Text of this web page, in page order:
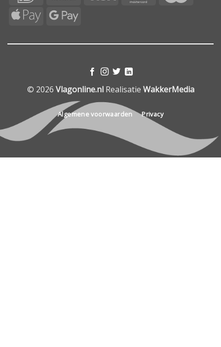
Apple
Google
© 2026 Vlagonline.nlRealisatie WakkerMedia
Algemene voorwaarden Privacy